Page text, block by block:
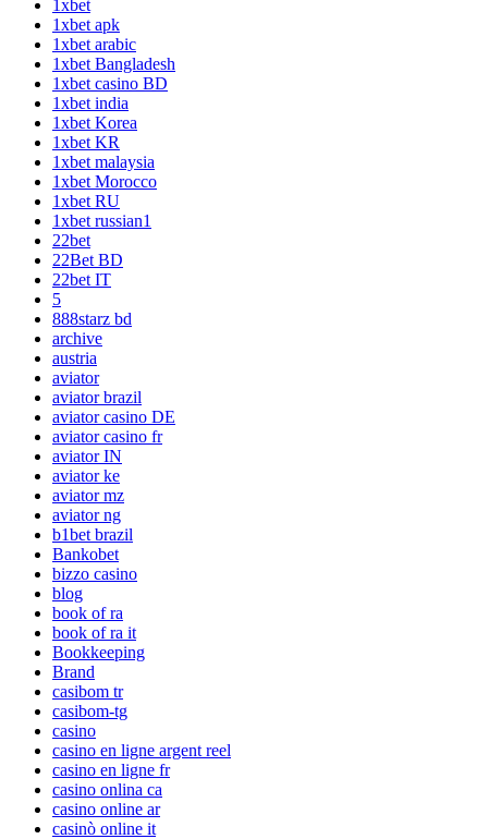
1xbet
1xbet apk
1xbet arabic
1xbet Bangladesh
1xbet casino BD
1xbet india
1xbet Korea
1xbet KR
1xbet malaysia
1xbet Morocco
1xbet RU
1xbet russian1
22bet
22Bet BD
22bet IT
5
888starz bd
archive
austria
aviator
aviator brazil
aviator casino DE
aviator casino fr
aviator IN
aviator ke
aviator mz
aviator ng
b1bet brazil
Bankobet
bizzo casino
blog
book of ra
book of ra it
Bookkeeping
Brand
casibom tr
casibom-tg
casino
casino en ligne argent reel
casino en ligne fr
casino onlina ca
casino online ar
casinò online it